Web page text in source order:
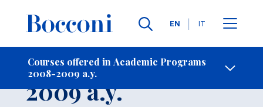
Languages
EN IT
Courses offered in Academic Programs
2008-2009 a.y.
- Contact Us
Course 2008-
2009 a.y.